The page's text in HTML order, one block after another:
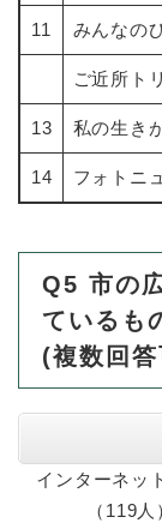
11 みんなの
ご近所ト
13 私の生き
14 フォトニ
Q5 市の
ているも
(複数回答
インターネッ
（119人